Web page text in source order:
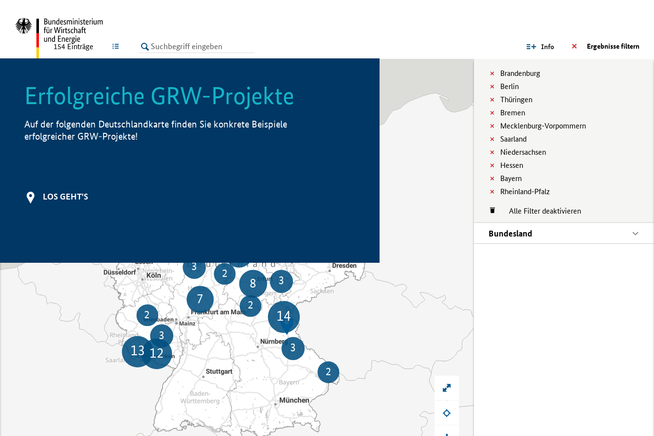
LISTE Ergebnisse filtern
Info
Brandenburg
Berlin
Thüringen
Bremen
Mecklenburg-Vorpommern
Saarland
Niedersachsen
Hessen
Bayern
Rheinland-Pfalz
Alle Filter deaktivieren
Bundesland
154 Einträge
Erfolgreiche GRW-Projekte
Auf der folgenden Deutschlandkarte finden Sie konkrete Beispiele
erfolgreicher GRW-Projekte!
LOS GEHT'S